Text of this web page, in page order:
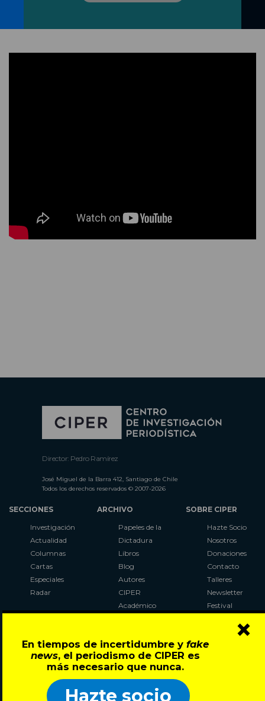
En tiempos de incertidumbre y fake
news, el periodismo de CIPER es
más necesario que nunca.
Hazte socio
×
Director: Pedro Ramírez
José Miguel de la Barra 412, Santiago de Chile
Todos los derechos reservados © 2007-2026
SECCIONES
Investigación
Actualidad
Columnas
Cartas
Especiales
Radar
ARCHIVO
Papeles de la
Dictadura
Libros
Blog
Autores
CIPER
Académico
Al Plebiscito
con CIPER
SOBRE CIPER
Hazte Socio
Nosotros
Donaciones
Contacto
Talleres
Newsletter
Festival